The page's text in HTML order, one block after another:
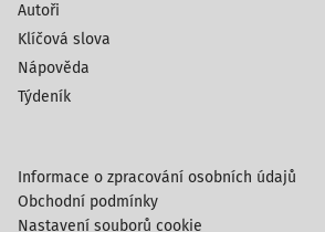
Autoři
Klíčová slova
Nápověda
Týdeník
Informace o zpracování osobních údajů
Obchodní podmínky
Nastavení souborů cookie